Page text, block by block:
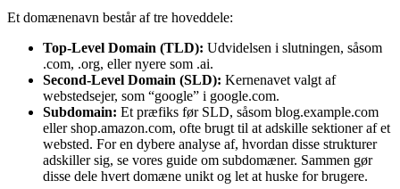
Et domænenavn består af tre hoveddele:
Top-Level Domain (TLD): Udvidelsen i slutningen, såsom
.com, .org, eller nyere som .ai.
Second-Level Domain (SLD): Kernenavet valgt af
webstedsejer, som “google” i google.com.
Subdomain: Et præfiks før SLD, såsom blog.example.com
eller shop.amazon.com, ofte brugt til at adskille sektioner af et
websted. For en dybere analyse af, hvordan disse strukturer
adskiller sig, se vores guide om subdomæner. Sammen gør
disse dele hvert domæne unikt og let at huske for brugere.